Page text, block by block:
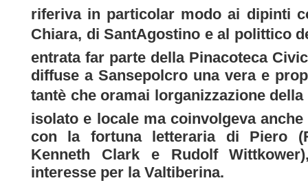
riferiva in particolar modo ai dipinti
Chiara, di SantAgostino e al polittico
entrata far parte della Pinacoteca
diffuse a Sansepolcro una vera e
tantè che oramai lorganizzazione
isolato e locale ma coinvolgeva
con la fortuna letteraria di Piero
Kenneth Clark e Rudolf
interesse per la Valtiberina.